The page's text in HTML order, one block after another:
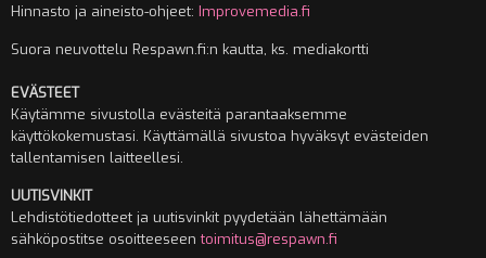
Hinnasto ja aineisto-ohjeet: Improvemedia.fi
Suora neuvottelu Respawn.fi:n kautta, ks. mediakortti
EVÄSTEET
Käytämme sivustolla evästeitä parantaaksemme
käyttökokemustasi. Käyttämällä sivustoa hyväksyt evästeiden
tallentamisen laitteellesi.
UUTISVINKIT
Lehdistötiedotteet ja uutisvinkit pyydetään lähettämään
sähköpostitse osoitteeseentoimitus@respawn.fi